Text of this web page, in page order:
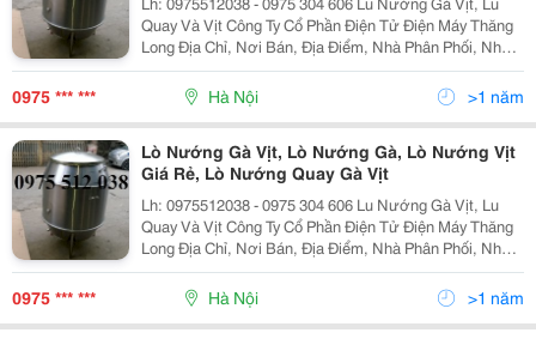
Quay Và Vịt Công Ty Cổ Phần Điện Tử Điện Máy Thăng
Long Địa Chỉ, Nơi Bán, Địa Điểm, Nhà Phân Phối, Nhà
Cung Cấp, Bán Buôn, Bán Lẻ Lu Nướng Vịt Lò Quay Vịt,
Lò Nướng Vịt, Chum Quay Vịt, Chum Nướn
0975 *** *** Hà Nội >1 năm
Lò Nướng Gà Vịt, Lò Nướng Gà, Lò Nướng Vịt
Giá Rẻ, Lò Nướng Quay Gà Vịt
Lh: 0975512038 - 0975 304 606 Lu Nướng Gà Vịt, Lu
Quay Và Vịt Công Ty Cổ Phần Điện Tử Điện Máy Thăng
Long Địa Chỉ, Nơi Bán, Địa Điểm, Nhà Phân Phối, Nhà
Cung Cấp, Bán Buôn, Bán Lẻ Lu Nướng Vịt Lò Quay Vịt,
Lò Nướng Vịt, Chum Quay Vịt, Chum Nướn
0975 *** *** Hà Nội >1 năm